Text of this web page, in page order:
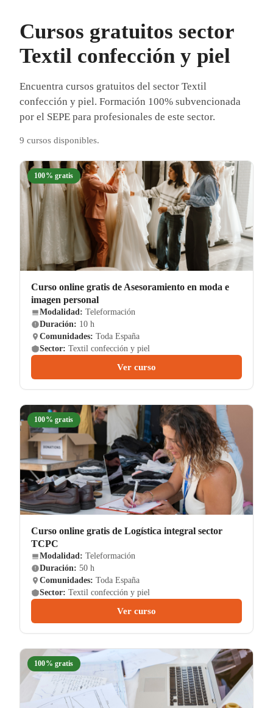
Cursos gratuitos sector
Textil confección y piel
Encuentra cursos gratuitos del sector Textil
confección y piel. Formación 100% subvencionada
por el SEPE para profesionales de este sector.
9 cursos disponibles.
100% gratis
Curso online gratis de Asesoramiento en moda e
imagen personal
Modalidad: Teleformación
Duración: 10 h
Comunidades: Toda España
Sector: Textil confección y piel
Ver curso
100% gratis
Curso online gratis de Logística integral sector
TCPC
Modalidad: Teleformación
Duración: 50 h
Comunidades: Toda España
Sector: Textil confección y piel
Ver curso
100% gratis